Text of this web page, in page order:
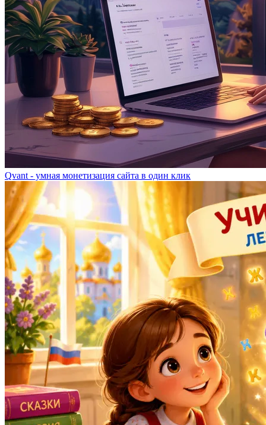
Qvant - умная монетизация сайта в один клик